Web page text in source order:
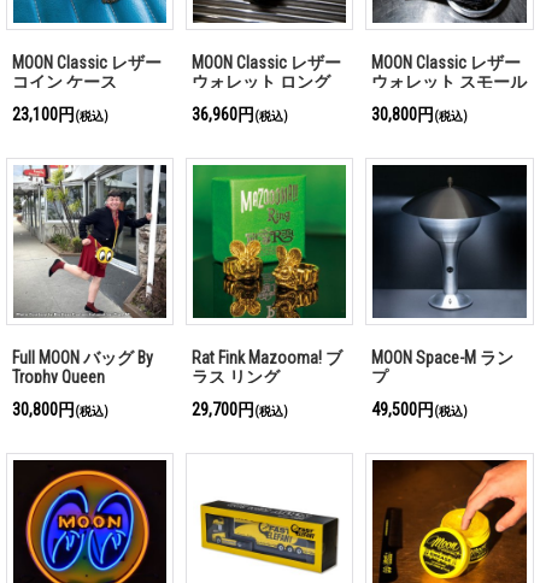
MOON Classic レザー
コイン ケース
23,100円 (税込)
MOON Classic レザー
ウォレット ロング
36,960円 (税込)
MOON Classic レザー
ウォレット スモール
30,800円 (税込)
Full MOON バッグ By
Trophy Queen
30,800円 (税込)
Rat Fink Mazooma! ブ
ラス リング
29,700円 (税込)
MOON Space-M ラン
プ
49,500円 (税込)